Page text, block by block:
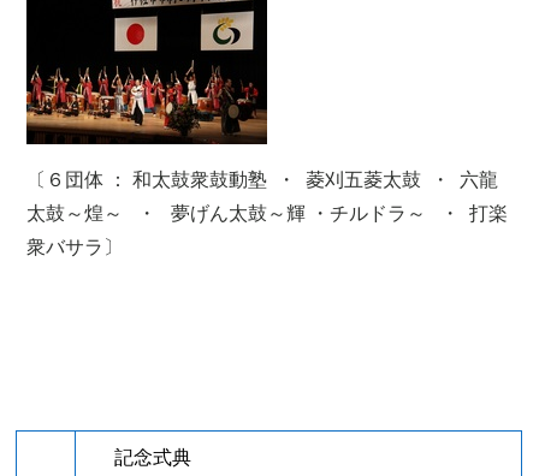
〔６団体 ： 和太鼓衆鼓動塾 ・ 菱刈五菱太鼓 ・ 六龍
太鼓～煌～ ・ 夢げん太鼓～輝 ・チルドラ～ ・
打楽
衆バサラ〕
記念式典